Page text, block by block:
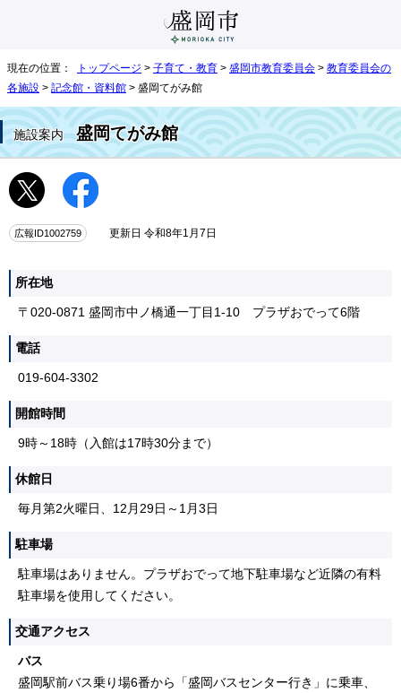
現在の位置： トップページ > 子育て・教育 > 盛岡市教育委員会 > 教育委員会の
各施設 > 記念館・資料館 > 盛岡てがみ館
施設案内盛岡てがみ館
広報ID1002759 更新日 令和8年1月7日
所在地
〒020-0871 盛岡市中ノ橋通一丁目1-10 プラザおでって6階
電話
019-604-3302
開館時間
9時～18時（入館は17時30分まで）
休館日
毎月第2火曜日、12月29日～1月3日
駐車場
駐車場はありません。プラザおでって地下駐車場など近隣の有料
駐車場を使用してください。
交通アクセス
バス
盛岡駅前バス乗り場6番から「盛岡バスセンター行き」に乗車、